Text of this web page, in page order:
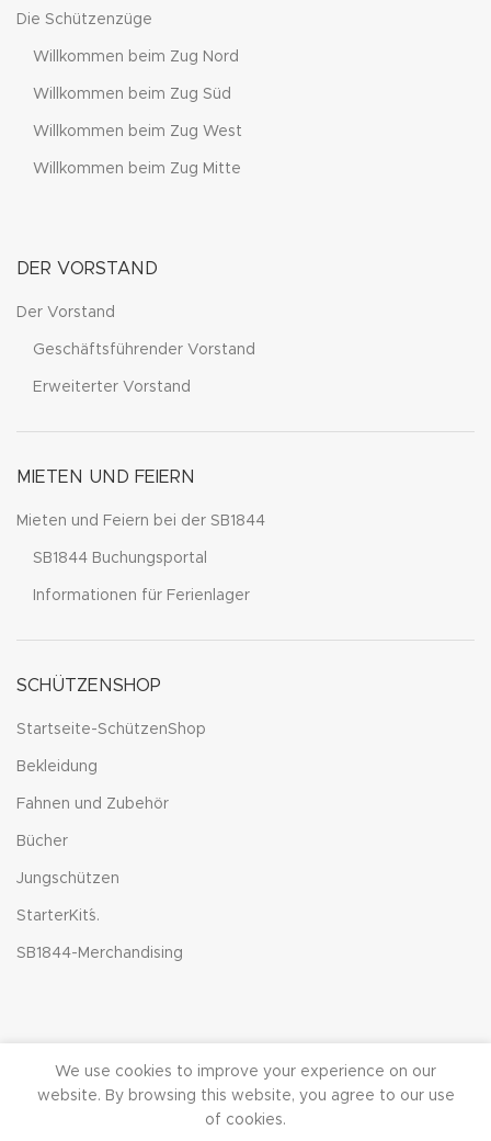
Die Schützenzüge
Willkommen beim Zug Nord
Willkommen beim Zug Süd
Willkommen beim Zug West
Willkommen beim Zug Mitte
DER VORSTAND
Der Vorstand
Geschäftsführender Vorstand
Erweiterter Vorstand
MIETEN UND FEIERN
Mieten und Feiern bei der SB1844
SB1844 Buchungsportal
Informationen für Ferienlager
SCHÜTZENSHOP
Startseite-SchützenShop
Bekleidung
Fahnen und Zubehör
Bücher
Jungschützen
StarterKit´s.
SB1844-Merchandising
SCHUETZENBRUDERSCHAFT OEDINGEN
2022 CREATED VON
SCHÜTZENBRUDERSCHAFT OEDINGEN . AUS TRADITION IN DIE
ZUKUNFT SEIT 1844
We use cookies to improve your experience on our
website. By browsing this website, you agree to our use
of cookies.